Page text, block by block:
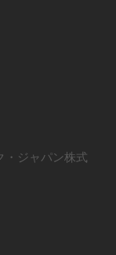
・ジャパン株式